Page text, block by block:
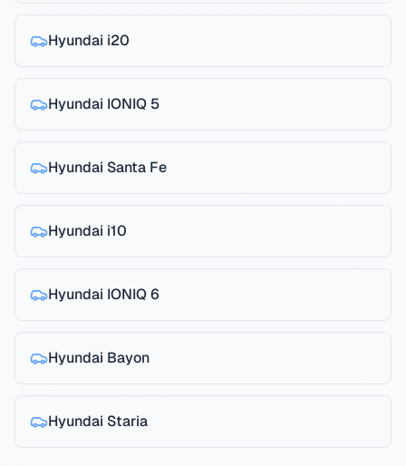
Hyundai i20
Hyundai IONIQ 5
Hyundai Santa Fe
Hyundai i10
Hyundai IONIQ 6
Hyundai Bayon
Hyundai Staria